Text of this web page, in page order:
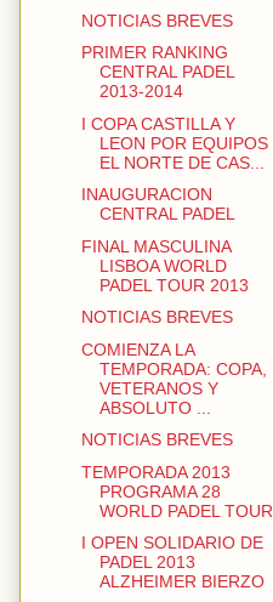
NOTICIAS BREVES
PRIMER RANKING
CENTRAL PADEL
2013-2014
I COPA CASTILLA Y
LEON POR EQUIPOS
EL NORTE DE CAS...
INAUGURACION
CENTRAL PADEL
FINAL MASCULINA
LISBOA WORLD
PADEL TOUR 2013
NOTICIAS BREVES
COMIENZA LA
TEMPORADA: COPA,
VETERANOS Y
ABSOLUTO ...
NOTICIAS BREVES
TEMPORADA 2013
PROGRAMA 28
WORLD PADEL TOUR
I OPEN SOLIDARIO DE
PADEL 2013
ALZHEIMER BIERZO